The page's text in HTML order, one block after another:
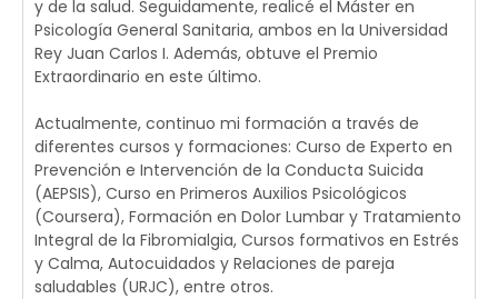
y de la salud. Seguidamente, realicé el Máster en
Psicología General Sanitaria, ambos en la Universidad
Rey Juan Carlos I. Además, obtuve el Premio
Extraordinario en este último.
Actualmente, continuo mi formación a través de
diferentes cursos y formaciones: Curso de Experto en
Prevención e Intervención de la Conducta Suicida
(AEPSIS), Curso en Primeros Auxilios Psicológicos
(Coursera), Formación en Dolor Lumbar y Tratamiento
Integral de la Fibromialgia, Cursos formativos en Estrés
y Calma, Autocuidados y Relaciones de pareja
saludables (URJC), entre otros.